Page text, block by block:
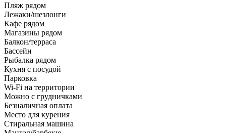
Пляж рядом
Лежаки/шезлонги
Кафе рядом
Магазины рядом
Балкон/терраса
Бассейн
Рыбалка рядом
Кухня с посудой
Парковка
Wi-Fi на территории
Можно с грудничками
Безналичная оплата
Место для курения
Стиральная машина